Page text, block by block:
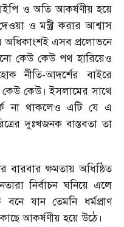
ও অতি আকর্ষণীয় হয়ে
ও মন্ত্রী করার আশ্বাস
অধিকাংশই এসব প্রলোভনে
কেউ কেউ পথ হারিয়েও
নীতি-আদর্শের বাইরে
কেউ কেউ। ইসলামের সাথে
না থাকলেও এটি যে এ
দুঃখজনক বাস্তবতা তা
ক্ষমতায় অধিষ্ঠিত
নির্বাচন ঘনিয়ে এলে
বনে যান তেমনি ধর্মপ্রাণ
আকর্ষণীয় হয়ে উঠে।